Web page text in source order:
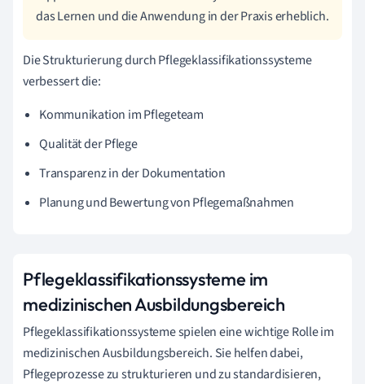
das Lernen und die Anwendung in der Praxis erheblich.
Die Strukturierung durch Pflegeklassifikationssysteme
verbessert die:
Kommunikation im Pflegeteam
Qualität der Pflege
Transparenz in der Dokumentation
Planung und Bewertung von Pflegemaßnahmen
Pflegeklassifikationssysteme im
medizinischen Ausbildungsbereich
Pflegeklassifikationssysteme spielen eine wichtige Rolle im
medizinischen Ausbildungsbereich. Sie helfen dabei,
Pflegeprozesse zu strukturieren und zu standardisieren,